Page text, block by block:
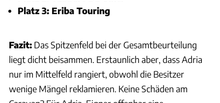
Platz 3: Eriba Touring
Fazit: Das Spitzenfeld bei der Gesamtbeurteilung
liegt dicht beisammen. Erstaunlich aber, dass Adria
nur im Mittelfeld rangiert, obwohl die Besitzer
wenige Mängel reklamieren. Keine Schäden am